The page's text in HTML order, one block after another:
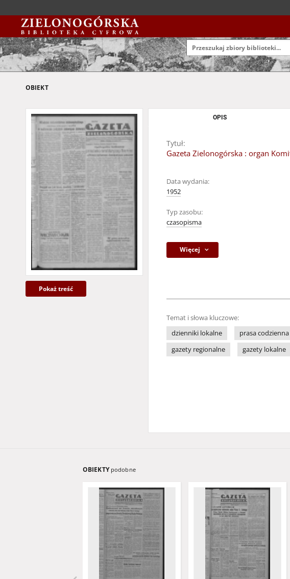
OBIEKT
Pokaż treść
OPIS
Tytuł:
Gazeta Zielonogórska : organ
Data wydania:
1952
Typ zasobu:
czasopisma
Więcej
Temat i słowa kluczowe:
dzienniki lokalne
prasa codzienna
gazety regionalne
gazety lokalne
OBIEKTY podobne